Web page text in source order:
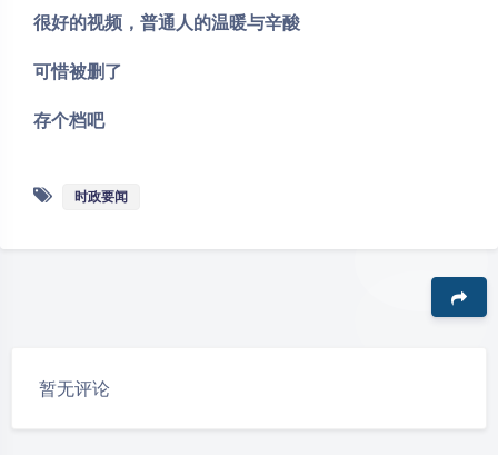
很好的视频，普通人的温暖与辛酸
可惜被删了
存个档吧
时政要闻
暂无评论